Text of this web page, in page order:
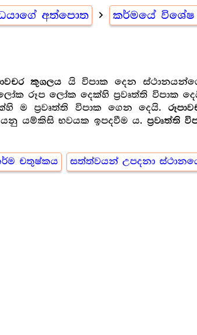
අත්පොත navigate_next කර්මයේ විශේෂ
කුශලය යි විපාක දෙන
රූප ලෝක දෙක්හි ප්‍ර‍වෘත්ති විපාක
ම ප්‍ර‍වෘත්ති විපාක ගෙන දෙයි.
යනු යම්කිසි භවයක ඉපදවීම ය. ප්‍ර‍වෘත්ති
චතුෂ්කය සත්ත්වයන් උපදනා